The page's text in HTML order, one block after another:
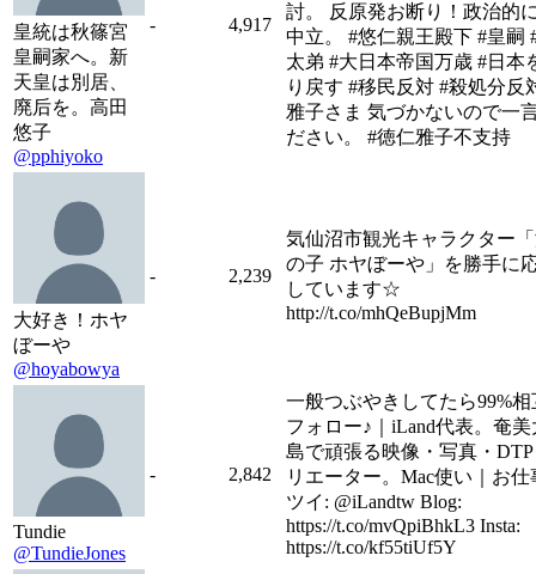
皇統は秋篠宮
皇嗣家へ。新
天皇は別居、
廃后を。高田
悠子
@pphiyoko
- 4,917
討。 反原発お断り！政治的
中立。 #悠仁親王殿下 #皇嗣
太弟 #大日本帝国万歳 #日本
り戻す #移民反対 #殺処分反
雅子さま 気づかないので一
ださい。 #徳仁雅子不支持
大好き！ホヤ
ぼーや
@hoyabowya
- 2,239
気仙沼市観光キャラクター
の子 ホヤぼーや」を勝手に
しています☆
http://t.co/mhQeBupjMm
Tundie
@TundieJones
- 2,842
一般つぶやきしてたら99%相
フォロー♪｜iLand代表。奄美
島で頑張る映像・写真・
リエーター。Mac使い｜お仕
ツイ: @iLandtw Blog:
https://t.co/mvQpiBhkL3 Insta:
https://t.co/kf55tiUf5Y